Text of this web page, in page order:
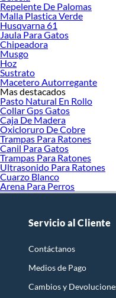
Repelente De Palomas
Malla Plastica Verde
Husqvarna 61
Jaula Para Gatos
Chipeadora
Musgo
Hoz
Sustrato
Macetero Autorregante
Mas destacados
Pasto Natural En Rollo
Collar Gps Gatos
Caja De Madera
Oxicloruro De Cobre
Trampas Para Ratones
Canil Para Gatos
Trampas Para Ratones
Ultrasonido Para Ratones
Cuarzo Blanco
Arena Para Perros
Servicio al Cliente
Contáctanos
Medios de Pago
Cambios y